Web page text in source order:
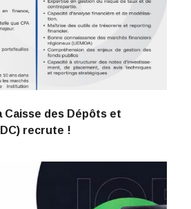
Caisse des Dépôts et
recrute !